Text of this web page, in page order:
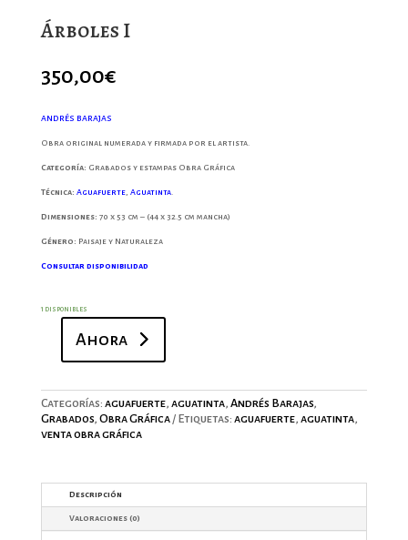
Árboles I
350,00€
ANDRÉS BARAJAS
Obra original numerada y firmada por el artista.
Categoría: Grabados y estampas Obra Gráfica
Técnica: Aguafuerte, Aguatinta.
Dimensiones: 70 x 53 cm – (44 x 32.5 cm mancha)
Género: Paisaje y Naturaleza
Consultar disponibilidad
1 disponibles
Ahora
Categorías: aguafuerte, aguatinta, Andrés Barajas,
Grabados, Obra Gráfica Etiquetas: aguafuerte, aguatinta,
venta obra gráfica
Descripción
Valoraciones (0)